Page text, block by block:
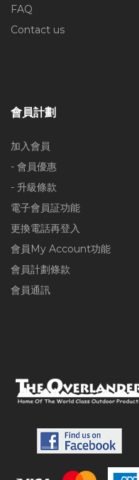
FAQ
Contact us
會員計劃
加入會員
- 會員優惠
- 升級條款
電子會員証功能
更換電話再登入
會員My Account功能
會員計劃條款
會員通訊